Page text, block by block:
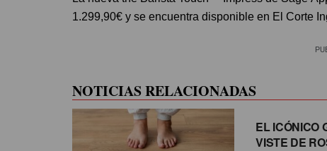
1.299,90€ y se encuentra disponible en El Corte
NOTICIAS RELACIONADAS
EL ICÓNICO
VISTE DE